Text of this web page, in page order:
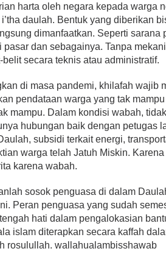
harta oleh negara kepada warga
i’tha daulah. Bentuk yang diberikan
dimanfaatkan. Seperti sarana
pasar dan sebagainya. Tanpa
belit secara teknis atau administratif.
di masa pandemi, khilafah wajib
pendataan warga yang tak
mampu. Dalam kondisi wabah,
hubungan baik dengan petugas
subsidi terkait energi,
warga telah Jatuh Miskin.
karena wabah.
sosok penguasa di dalam
Peran penguasa yang sudah
hati dalam pengalokasian
islam diterapkan secara kaffah
rosulullah. wallahualambisshawab